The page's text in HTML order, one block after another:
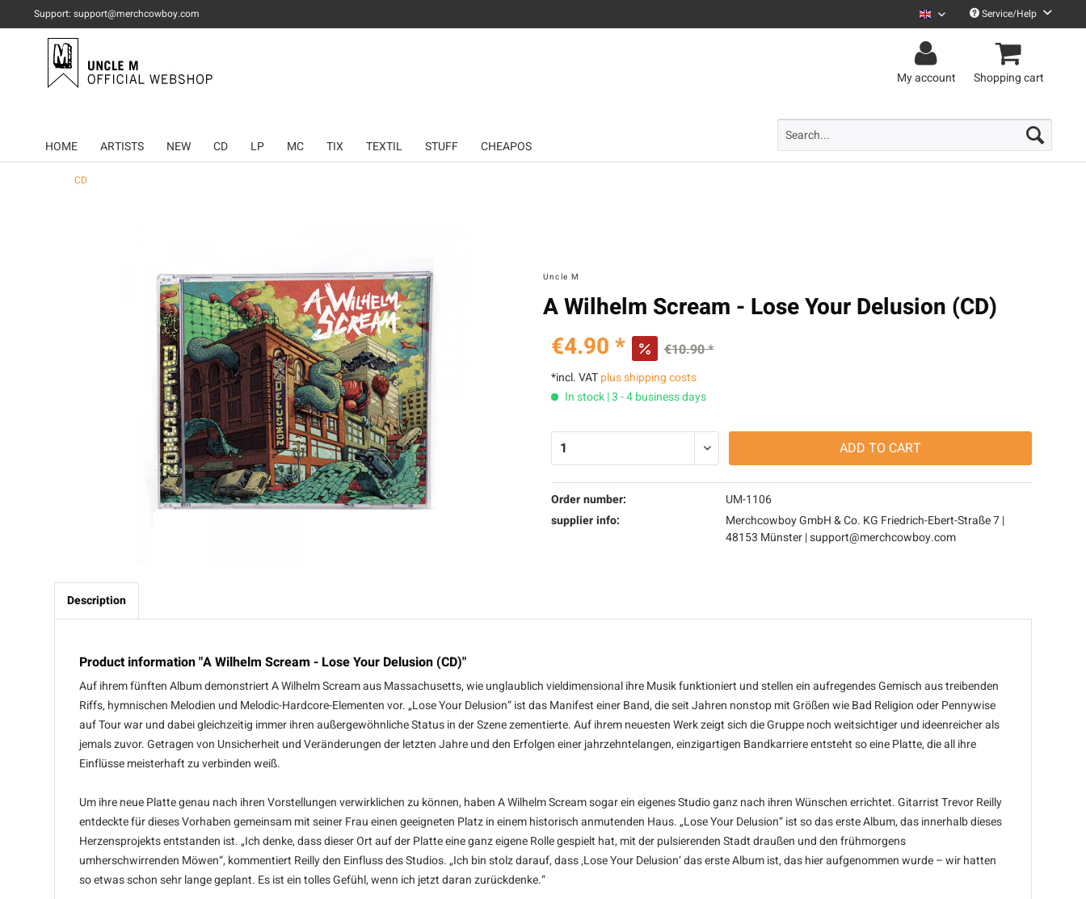
Support: support@merchcowboy.com Uncle M EnglishService/Help
My account Shopping cart
HOME ARTISTS NEW CD LP MC TIX TEXTIL STUFF CHEAPOS
CD
Uncle M
A Wilhelm Scream - Lose Your Delusion (CD)
€4.90 *
€10.90 *
*incl. VATplus shipping costs
In stock | 3 - 4 business days
ADD TO CART
Order number:
UM-1106
supplier info:
Merchcowboy GmbH & Co. KG Friedrich-Ebert-Straße 7 |
48153 Münster | support@merchcowboy.com
Description
Product information "A Wilhelm Scream - Lose Your Delusion (CD)"
Auf ihrem fünften Album demonstriert A Wilhelm Scream aus Massachusetts, wie unglaublich vieldimensional ihre Musik funktioniert und stellen ein aufregendes Gemisch aus treibenden
Riffs, hymnischen Melodien und Melodic-Hardcore-Elementen vor. „Lose Your Delusion“ ist das Manifest einer Band, die seit Jahren nonstop mit Größen wie Bad Religion oder Pennywise
auf Tour war und dabei gleichzeitig immer ihren außergewöhnliche Status in der Szene zementierte. Auf ihrem neuesten Werk zeigt sich die Gruppe noch weitsichtiger und ideenreicher als
jemals zuvor. Getragen von Unsicherheit und Veränderungen der letzten Jahre und den Erfolgen einer jahrzehntelangen, einzigartigen Bandkarriere entsteht so eine Platte, die all ihre
Einflüsse meisterhaft zu verbinden weiß.
Um ihre neue Platte genau nach ihren Vorstellungen verwirklichen zu können, haben A Wilhelm Scream sogar ein eigenes Studio ganz nach ihren Wünschen errichtet. Gitarrist Trevor Reilly
entdeckte für dieses Vorhaben gemeinsam mit seiner Frau einen geeigneten Platz in einem historisch anmutenden Haus. „Lose Your Delusion“ ist so das erste Album, das innerhalb dieses
Herzensprojekts entstanden ist. „Ich denke, dass dieser Ort auf der Platte eine ganz eigene Rolle gespielt hat, mit der pulsierenden Stadt draußen und den frühmorgens
umherschwirrenden Möwen“, kommentiert Reilly den Einfluss des Studios. „Ich bin stolz darauf, dass ‚Lose Your Delusion‘ das erste Album ist, das hier aufgenommen wurde – wir hatten
so etwas schon sehr lange geplant. Es ist ein tolles Gefühl, wenn ich jetzt daran zurückdenke.“